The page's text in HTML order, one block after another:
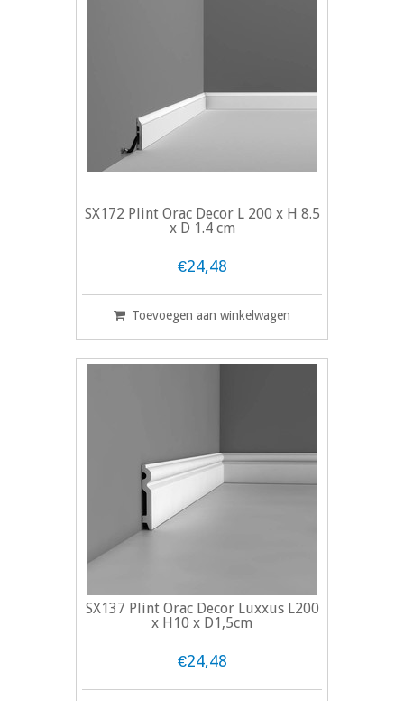
SX172 Plint Orac Decor L 200 x H 8.5
x D 1.4 cm
€24,48
Toevoegen aan winkelwagen
SX137 Plint Orac Decor Luxxus L200
x H10 x D1,5cm
€24,48